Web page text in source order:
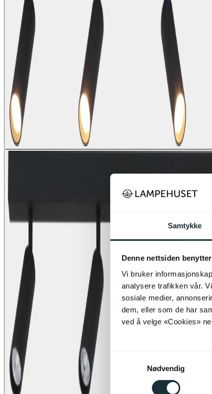
Samtykke
Denne nettsiden
Vi bruker
analysere trafikken vår.
sosiale medier,
dem, eller som de har
ved å velge «Cookies»
Nødvendig